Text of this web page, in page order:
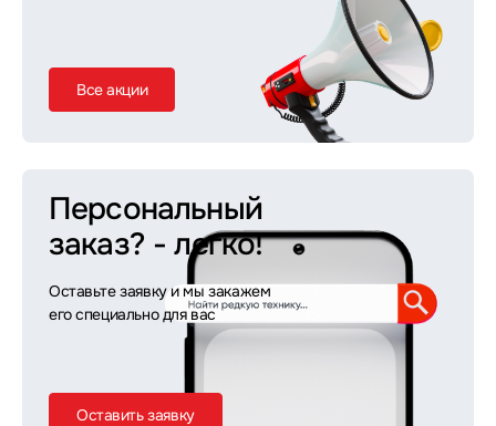
Все акции
Персональный
заказ? - легко!
Оставьте заявку и мы закажем
его специально для вас
Оставить заявку